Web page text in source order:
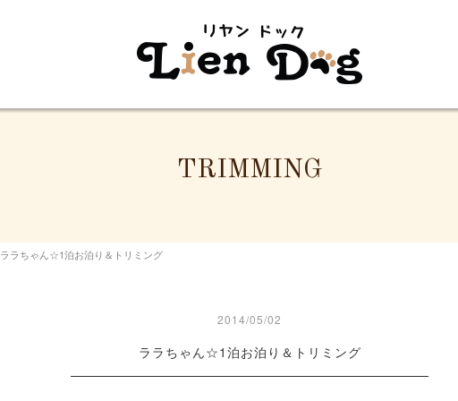
TRIMMING
ララちゃん☆1泊お泊り＆トリミング
2014/05/02
ララちゃん☆1泊お泊り＆トリミング